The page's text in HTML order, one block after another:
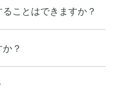
ことはできますか？
？